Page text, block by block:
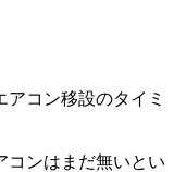
コン移設のタイミ
ンはまだ無いとい